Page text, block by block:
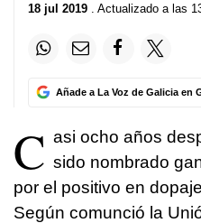
18 jul 2019 . Actualizado a las
Añade a La Voz de Galicia en
C asi ocho años
sido nombrado
por el positivo en
Según comunció la